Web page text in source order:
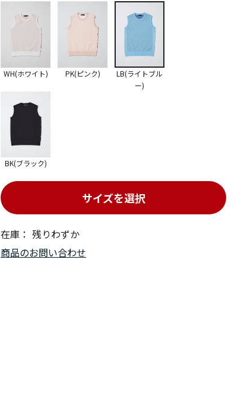
在庫： 残りわずか
サイズを選択
WH(ホワイト) PK(ピンク)
LB(ライトブル
ー)
BK(ブラック)
商品のお問い合わせ